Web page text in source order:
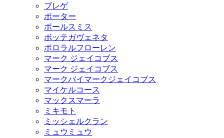
ブレゲ
ポーター
ポールスミス
ボッテガヴェネタ
ポロラルフローレン
マーク ジェイコブス
マーク ジェイコブス
マークバイマークジェイコブス
マイケルコース
マックスマーラ
ミキモト
ミッシェルクラン
ミュウミュウ